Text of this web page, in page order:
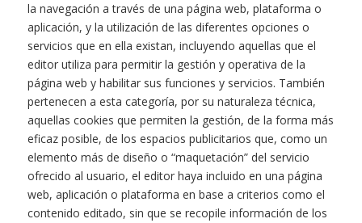
la navegación a través de una página web, plataforma o
aplicación, y la utilización de las diferentes opciones o
servicios que en ella existan, incluyendo aquellas que el
editor utiliza para permitir la gestión y operativa de la
página web y habilitar sus funciones y servicios. También
pertenecen a esta categoría, por su naturaleza técnica,
aquellas cookies que permiten la gestión, de la forma más
eficaz posible, de los espacios publicitarios que, como un
elemento más de diseño o “maquetación” del servicio
ofrecido al usuario, el editor haya incluido en una página
web, aplicación o plataforma en base a criterios como el
contenido editado, sin que se recopile información de los